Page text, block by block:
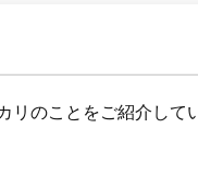
リのことをご紹介して